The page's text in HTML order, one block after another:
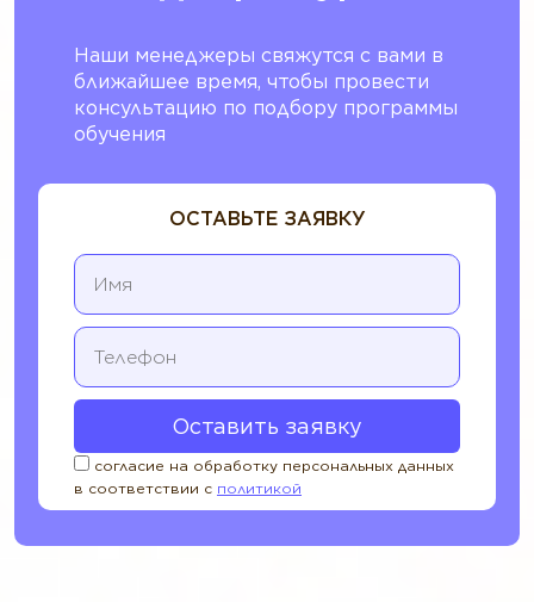
Наши менеджеры свяжутся с вами в
ближайшее время, чтобы провести
консультацию по подбору программы
обучения
ОСТАВЬТЕ ЗАЯВКУ
согласие на обработку персональных данных
в соответствии с политикой